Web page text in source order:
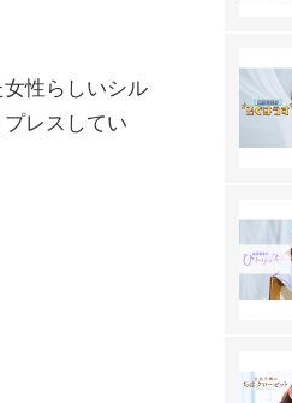
性らしいシル
レスしてい